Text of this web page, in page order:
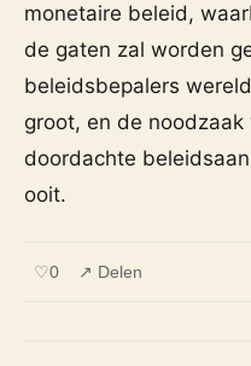
monetaire beleid,
de gaten zal worden
beleidsbepalers
groot, en de
doordachte
ooit.
♡0 ↗ Delen